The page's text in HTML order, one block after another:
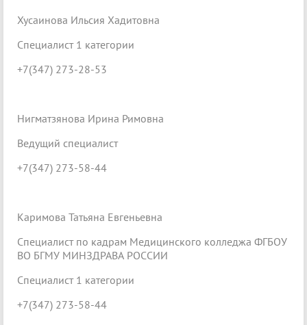
Хусаинова Ильсия Хадитовна
Специалист 1 категории
+7(347) 273-28-53
Нигматзянова Ирина Римовна
Ведущий специалист
+7(347) 273-58-44
Каримова Татьяна Евгеньевна
Специалист по кадрам Медицинского колледжа ФГБОУ
ВО БГМУ МИНЗДРАВА РОССИИ
Специалист 1 категории
+7(347) 273-58-44